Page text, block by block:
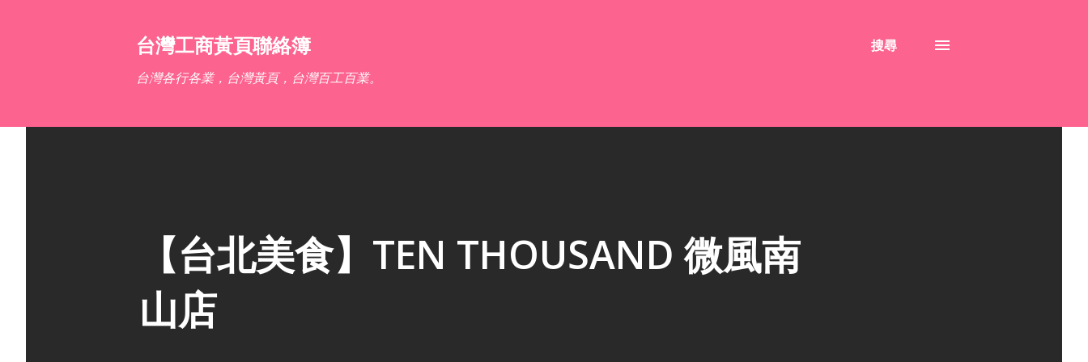
台灣工商黃頁聯絡簿
台灣各行各業，台灣黃頁，台灣百工百業。
搜尋
【台北美食】TEN THOUSAND 微風南
山店